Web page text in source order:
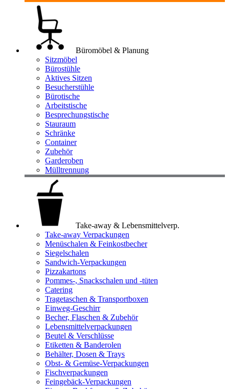
Büromöbel & Planung
Sitzmöbel
Bürostühle
Aktives Sitzen
Besucherstühle
Bürotische
Arbeitstische
Besprechungstische
Stauraum
Schränke
Container
Zubehör
Garderoben
Mülltrennung
Take-away & Lebensmittelverp.
Take-away Verpackungen
Menüschalen & Feinkostbecher
Siegelschalen
Sandwich-Verpackungen
Pizzakartons
Pommes-, Snackschalen und -tüten
Catering
Tragetaschen & Transportboxen
Einweg-Geschirr
Becher, Flaschen & Zubehör
Lebensmittelverpackungen
Beutel & Verschlüsse
Etiketten & Banderolen
Behälter, Dosen & Trays
Obst- & Gemüse-Verpackungen
Fischverpackungen
Feingebäck-Verpackungen